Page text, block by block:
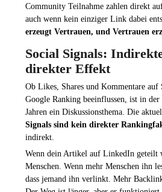
Community Teilnahme zahlen direkt
auch wenn kein einziger Link dabei
erzeugt Vertrauen, und Vertrauen
Social Signals:
direkter Effekt
Ob Likes, Shares und Kommentare
Google Ranking beeinflussen, ist in
Jahren ein Diskussionsthema. Die
Signals sind kein direkter
indirekt.
Wenn dein Artikel auf LinkedIn geteilt
Menschen. Wenn mehr Menschen ihn
dass jemand ihn verlinkt. Mehr